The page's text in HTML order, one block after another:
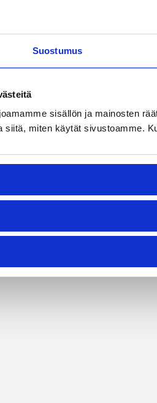
Suostumus
sisällön ja mainosten
siitä, miten käytät sivustoamme.